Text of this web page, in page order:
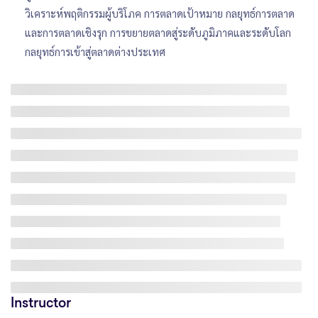
วิเคราะห์พฤติกรรมผู้บริโภค การตลาดเป้าหมาย กลยุทธ์การตลาด
และการตลาดเชิงรุก การขยายตลาดสู่ระดับภูมิภาคและระดับโลก
กลยุทธ์การเข้าสู่ตลาดต่างประเทศ
Instructor